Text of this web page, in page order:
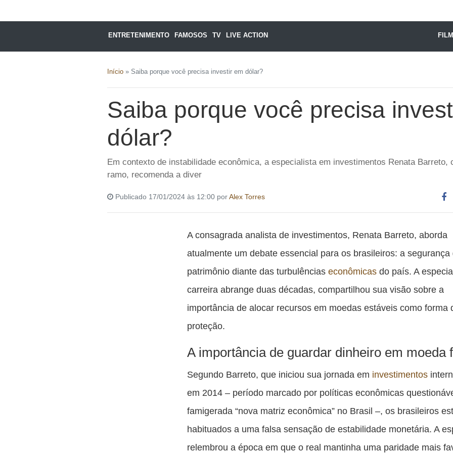
ENTRETENIMENTO FAMOSOS TV LIVE ACTION
Início » Saiba porque você precisa investir em dólar?
Saiba porque você precisa
dólar?
Em contexto de instabilidade econômica, a especialista em investimentos Renata Barreto,
ramo, recomenda a diver
Publicado 17/01/2024 às 12:00 porAlex Torres
A consagrada analista de investimentos, Renata Barreto, aborda
atualmente um debate essencial para os brasileiros: a segurança
patrimônio diante das turbulênciaseconômicas do país. A
carreira abrange duas décadas, compartilhou sua visão sobre a
importância de alocar recursos em moedas estáveis como forma
proteção.
A importância de guardar dinheiro em moeda
Segundo Barreto, que iniciou sua jornada em investimentos
em 2014 – período marcado por políticas econômicas
famigerada “nova matriz econômica” no Brasil –, os brasileiros
habituados a uma falsa sensação de estabilidade monetária. A
relembrou a época em que o real mantinha uma paridade mais